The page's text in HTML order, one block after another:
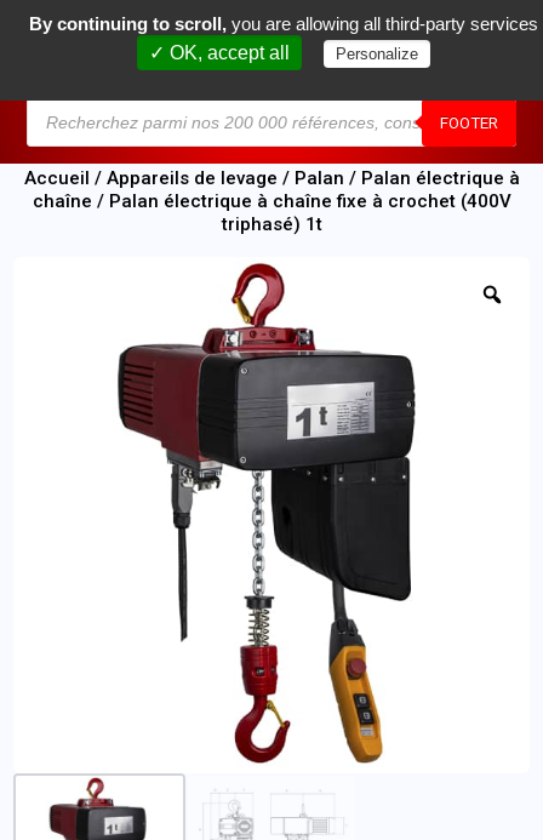
FOOTER
0
Accueil / Appareils de levage / Palan / Palan électrique à
chaîne / Palan électrique à chaîne fixe à crochet (400V
triphasé) 1t
By continuing to scroll, you are allowing all third-party services
✓ OK, accept all
Personalize